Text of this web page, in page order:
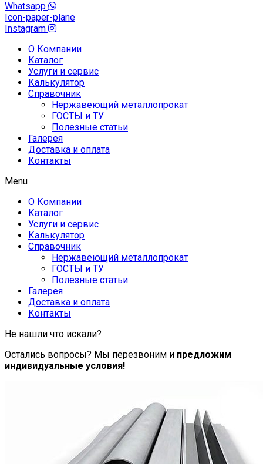
Whatsapp
Icon-paper-plane
Instagram
О Компании
Каталог
Услуги и сервис
Калькулятор
Справочник
Нержавеющий металлопрокат
ГОСТЫ и ТУ
Полезные статьи
Галерея
Доставка и оплата
Контакты
Menu
О Компании
Каталог
Услуги и сервис
Калькулятор
Справочник
Нержавеющий металлопрокат
ГОСТЫ и ТУ
Полезные статьи
Галерея
Доставка и оплата
Контакты
Не нашли что искали?
Остались вопросы? Мы перезвоним и предложим
индивидуальные условия!